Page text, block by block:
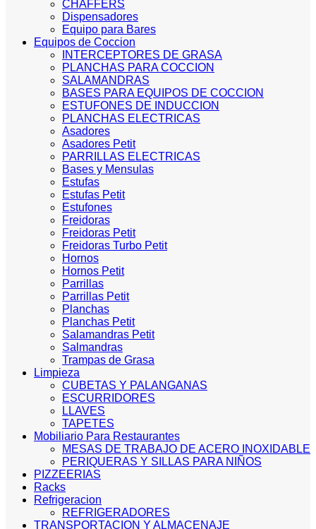
CHAFFERS
Dispensadores
Equipo para Bares
Equipos de Coccion
INTERCEPTORES DE GRASA
PLANCHAS PARA COCCION
SALAMANDRAS
BASES PARA EQUIPOS DE COCCION
ESTUFONES DE INDUCCION
PLANCHAS ELECTRICAS
Asadores
Asadores Petit
PARRILLAS ELECTRICAS
Bases y Mensulas
Estufas
Estufas Petit
Estufones
Freidoras
Freidoras Petit
Freidoras Turbo Petit
Hornos
Hornos Petit
Parrillas
Parrillas Petit
Planchas
Planchas Petit
Salamandras Petit
Salmandras
Trampas de Grasa
Limpieza
CUBETAS Y PALANGANAS
ESCURRIDORES
LLAVES
TAPETES
Mobiliario Para Restaurantes
MESAS DE TRABAJO DE ACERO INOXIDABLE
PERIQUERAS Y SILLAS PARA NIÑOS
PIZZEERIAS
Racks
Refrigeracion
REFRIGERADORES
TRANSPORTACION Y ALMACENAJE